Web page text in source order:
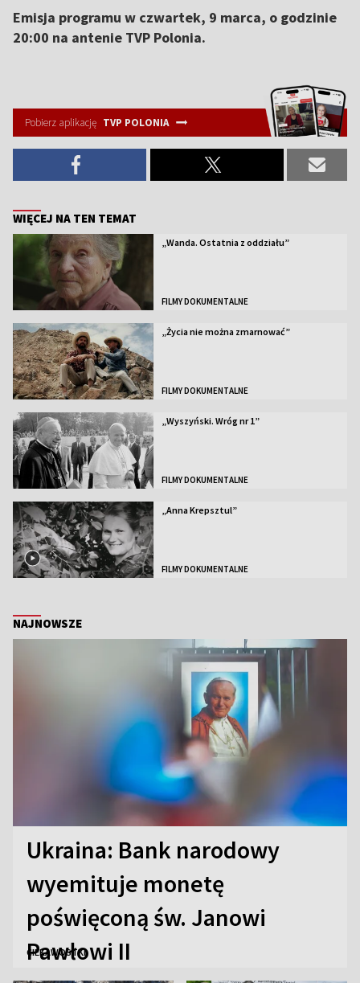
Emisja programu w czwartek, 9 marca, o godzinie
20:00 na antenie TVP Polonia.
Pobierz aplikację TVP POLONIA
WIĘCEJ NA TEN TEMAT
„Wanda. Ostatnia z oddziału”
FILMY DOKUMENTALNE
„Życia nie można zmarnować”
FILMY DOKUMENTALNE
„Wyszyński. Wróg nr 1”
FILMY DOKUMENTALNE
„Anna Krepsztul”
FILMY DOKUMENTALNE
NAJNOWSZE
Ukraina: Bank narodowy
wyemituje monetę
poświęconą św. Janowi
Pawłowi II
CIEKAWOSTKI